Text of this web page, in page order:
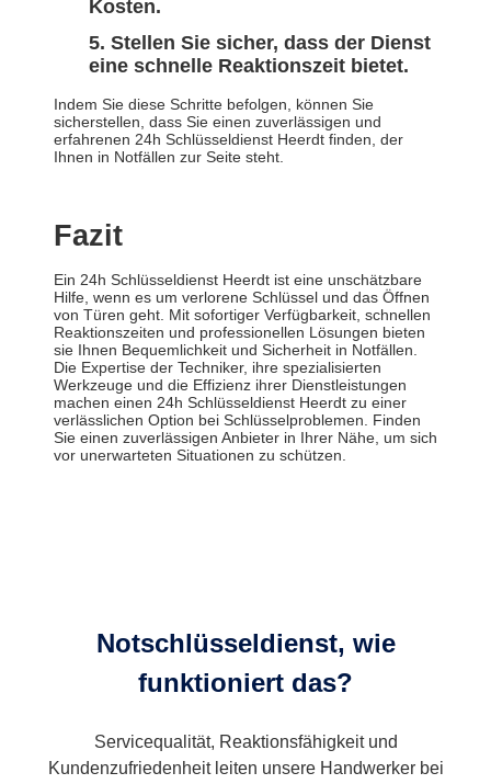
Kosten.
Stellen Sie sicher, dass der Dienst
eine schnelle Reaktionszeit bietet.
Indem Sie diese Schritte befolgen, können Sie
sicherstellen, dass Sie einen zuverlässigen und
erfahrenen 24h Schlüsseldienst Heerdt finden, der
Ihnen in Notfällen zur Seite steht.
Fazit
Ein 24h Schlüsseldienst Heerdt ist eine unschätzbare
Hilfe, wenn es um verlorene Schlüssel und das Öffnen
von Türen geht. Mit sofortiger Verfügbarkeit, schnellen
Reaktionszeiten und professionellen Lösungen bieten
sie Ihnen Bequemlichkeit und Sicherheit in Notfällen.
Die Expertise der Techniker, ihre spezialisierten
Werkzeuge und die Effizienz ihrer Dienstleistungen
machen einen 24h Schlüsseldienst Heerdt zu einer
verlässlichen Option bei Schlüsselproblemen. Finden
Sie einen zuverlässigen Anbieter in Ihrer Nähe, um sich
vor unerwarteten Situationen zu schützen.
Notschlüsseldienst, wie
funktioniert das?
Servicequalität, Reaktionsfähigkeit und
Kundenzufriedenheit leiten unsere Handwerker bei